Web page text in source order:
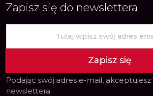
Zapisz się do newslettera
Zapisz się
Podając swój adres e-mail, akceptujesz
newslettera